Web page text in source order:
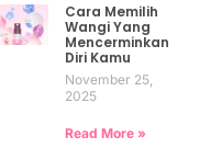
Cara Memilih
Wangi Yang
Mencerminkan
Diri Kamu
November 25,
2025
Read More »